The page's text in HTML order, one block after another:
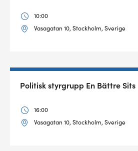
10:00
Vasagatan 10, Stockholm, Sverige
Politisk styrgrupp En Bättre Sits
16:00
Vasagatan 10, Stockholm, Sverige